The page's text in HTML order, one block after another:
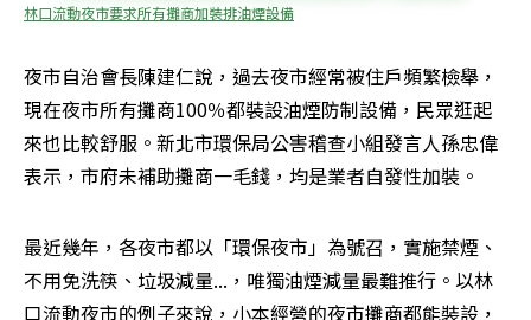
林口流動夜市要求所有攤商加裝排油煙設備
夜市自治會長陳建仁說，過去夜市經常被住戶頻繁檢舉，
現在夜市所有攤商100％都裝設油煙防制設備，民眾逛起
來也比較舒服。新北市環保局公害稽查小組發言人孫忠偉
表示，市府未補助攤商一毛錢，均是業者自發性加裝。
最近幾年，各夜市都以「環保夜市」為號召，實施禁煙、
不用免洗筷、垃圾減量...，唯獨油煙減量最難推行。以林
口流動夜市的例子來說，小本經營的夜市攤商都能裝設，